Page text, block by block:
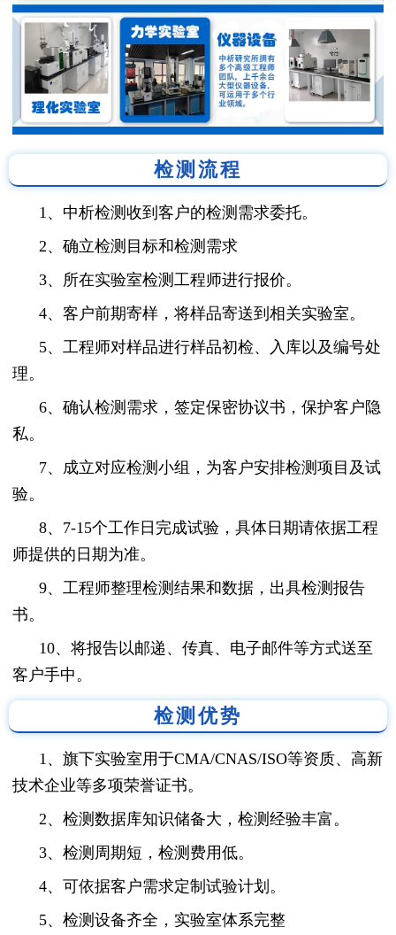
检测流程
1、中析检测收到客户的检测需求委托。
2、确立检测目标和检测需求
3、所在实验室检测工程师进行报价。
4、客户前期寄样，将样品寄送到相关实验室。
5、工程师对样品进行样品初检、入库以及编号处
理。
6、确认检测需求，签定保密协议书，保护客户隐
私。
7、成立对应检测小组，为客户安排检测项目及试
验。
8、7-15个工作日完成试验，具体日期请依据工程
师提供的日期为准。
9、工程师整理检测结果和数据，出具检测报告
书。
10、将报告以邮递、传真、电子邮件等方式送至
客户手中。
检测优势
1、旗下实验室用于CMA/CNAS/ISO等资质、高新
技术企业等多项荣誉证书。
2、检测数据库知识储备大，检测经验丰富。
3、检测周期短，检测费用低。
4、可依据客户需求定制试验计划。
5、检测设备齐全，实验室体系完整